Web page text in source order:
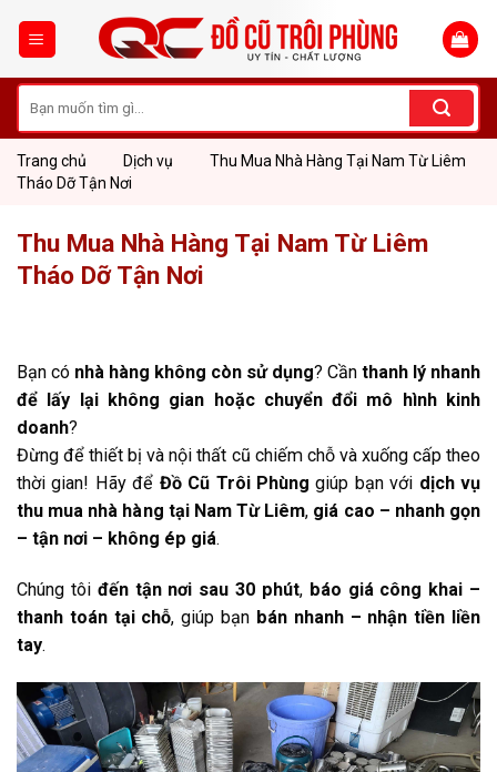
kiếm:
Trang chủ Dịch vụ
Thu Mua Nhà Hàng Tại Nam Từ Liêm
Tháo Dỡ Tận Nơi
Thu Mua Nhà Hàng Tại Nam Từ Liêm
Tháo Dỡ Tận Nơi
Bạn có nhà hàng không còn sử dụng? Cần thanh lý nhanh
để lấy lại không gian hoặc chuyển đổi mô hình kinh
doanh?
Đừng để thiết bị và nội thất cũ chiếm chỗ và xuống cấp theo
thời gian! Hãy để Đồ Cũ Trôi Phùng giúp bạn với dịch vụ
thu mua nhà hàng tại Nam Từ Liêm, giá cao – nhanh gọn
– tận nơi – không ép giá.
Chúng tôi đến tận nơi sau 30 phút, báo giá công khai –
thanh toán tại chỗ, giúp bạn bán nhanh – nhận tiền liền
tay.